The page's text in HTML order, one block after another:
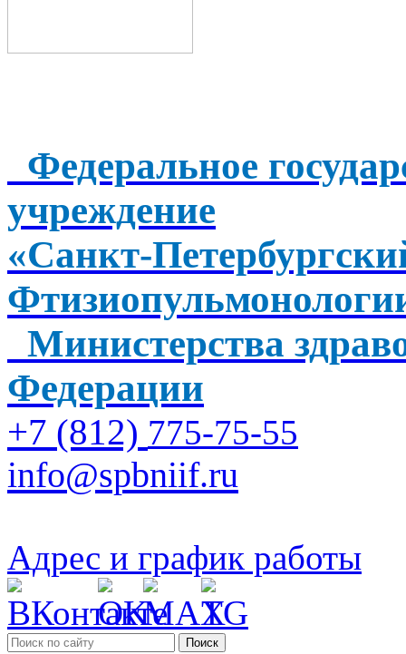
Федеральное
учреждение
«Санкт-
Министерства
Федерации
+7 (812) 775-75-55
info@spbniif.ru
Адрес и график работы
Поиск